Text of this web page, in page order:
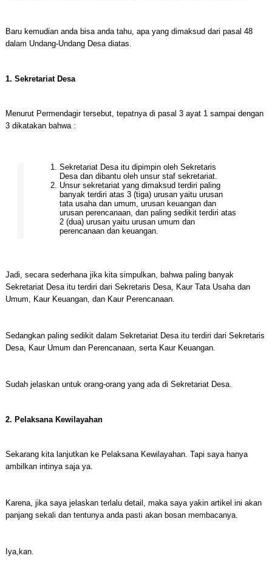
Baru kemudian anda bisa anda tahu, apa yang dimaksud dari pasal 48
dalam Undang-Undang Desa diatas.
1. Sekretariat Desa
Menurut Permendagir tersebut, tepatnya di pasal 3 ayat 1 sampai dengan
3 dikatakan bahwa :
Sekretariat Desa itu dipimpin oleh Sekretaris
Desa dan dibantu oleh unsur staf sekretariat.
Unsur sekretariat yang dimaksud terdiri paling
banyak terdiri atas 3 (tiga) urusan yaitu urusan
tata usaha dan umum, urusan keuangan dan
urusan perencanaan, dan paling sedikit terdiri atas
2 (dua) urusan yaitu urusan umum dan
perencanaan dan keuangan.
Jadi, secara sederhana jika kita simpulkan, bahwa paling banyak
Sekretariat Desa itu terdiri dari Sekretaris Desa, Kaur Tata Usaha dan
Umum, Kaur Keuangan, dan Kaur Perencanaan.
Sedangkan paling sedikit dalam Sekretariat Desa itu terdiri dari Sekretaris
Desa, Kaur Umum dan Perencanaan, serta Kaur Keuangan.
Sudah jelaskan untuk orang-orang yang ada di Sekretariat Desa.
2. Pelaksana Kewilayahan
Sekarang kita lanjutkan ke Pelaksana Kewilayahan. Tapi saya hanya
ambilkan intinya saja ya.
Karena, jika saya jelaskan terlalu detail, maka saya yakin artikel ini akan
panjang sekali dan tentunya anda pasti akan bosan membacanya.
Iya,kan.